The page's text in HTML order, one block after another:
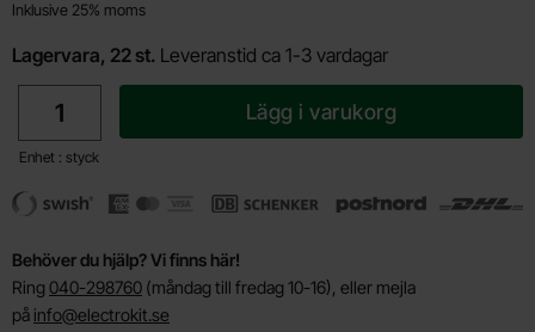
Inklusive 25% moms
Lagervara, 22 st. Leveranstid ca 1-3 vardagar
Enhet : styck
Lägg i varukorg
Behöver du hjälp? Vi finns här!
Ring 040-298760 (måndag till fredag 10-16), eller mejla
på info@electrokit.se